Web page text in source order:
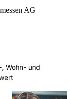
Wohn- und